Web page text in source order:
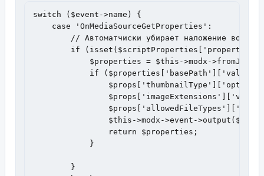
switch ($event->name) {
    case 'OnMediaSourceGetProperties':
// Автоматчиски убирает наложение
if
$properties = $this->modx-
if
$this->modx->event-
                return $properties;
            }
        }